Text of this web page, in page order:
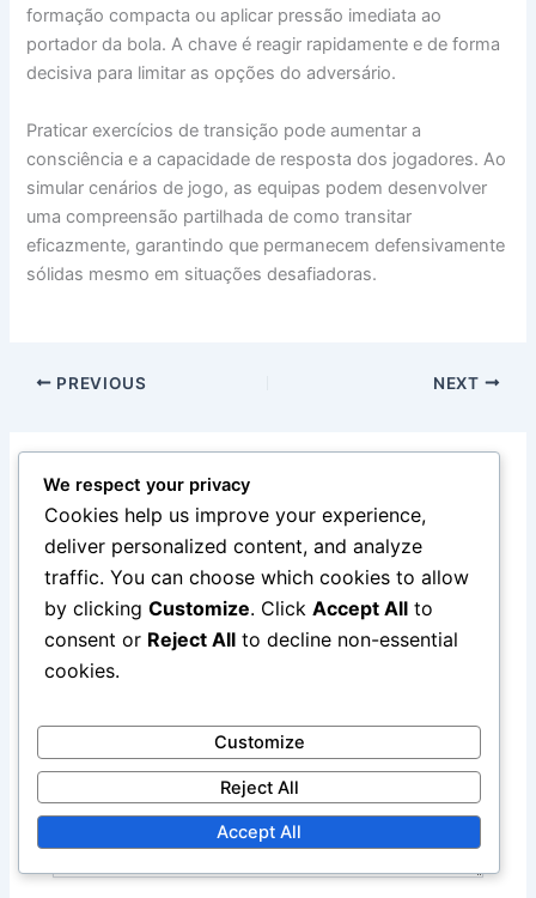
formação compacta ou aplicar pressão imediata ao
portador da bola. A chave é reagir rapidamente e de forma
decisiva para limitar as opções do adversário.
Praticar exercícios de transição pode aumentar a
consciência e a capacidade de resposta dos jogadores. Ao
simular cenários de jogo, as equipas podem desenvolver
uma compreensão partilhada de como transitar
eficazmente, garantindo que permanecem defensivamente
sólidas mesmo em situações desafiadoras.
PREVIOUS NEXT
Leave a Comment
Your email address will not be published. Required
fields are marked*
Type
here..
We respect your privacy
Cookies help us improve your experience,
deliver personalized content, and analyze
traffic. You can choose which cookies to allow
by clicking Customize. Click Accept All to
consent or Reject All to decline non-essential
cookies.
Customize
Reject All
Accept All